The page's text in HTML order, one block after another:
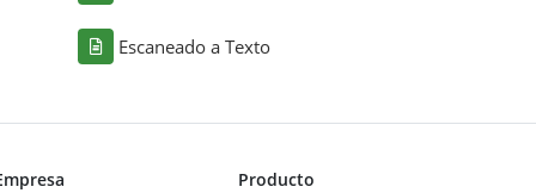
Escaneado a Texto
Producto